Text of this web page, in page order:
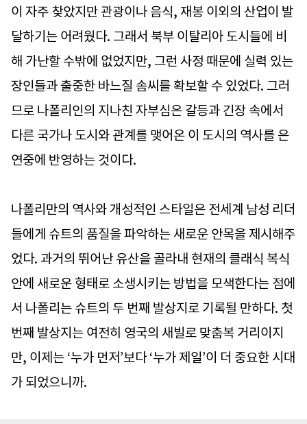
이 자주 찾았지만 관광이나 음식, 재봉 이외의 산업이 발
달하기는 어려웠다. 그래서 북부 이탈리아 도시들에 비
해 가난할 수밖에 없었지만, 그런 사정 때문에 실력 있는
장인들과 출중한 바느질 솜씨를 확보할 수 있었다. 그러
므로 나폴리인의 지나친 자부심은 갈등과 긴장 속에서
다른 국가나 도시와 관계를 맺어온 이 도시의 역사를 은
연중에 반영하는 것이다.
나폴리만의 역사와 개성적인 스타일은 전세계 남성 리더
들에게 슈트의 품질을 파악하는 새로운 안목을 제시해주
었다. 과거의 뛰어난 유산을 골라내 현재의 클래식 복식
안에 새로운 형태로 소생시키는 방법을 모색한다는 점에
서 나폴리는 슈트의 두 번째 발상지로 기록될 만하다. 첫
번째 발상지는 여전히 영국의 새빌로 맞춤복 거리이지
만, 이제는 ‘누가 먼저’보다 ‘누가 제일’이 더 중요한 시대
가 되었으니까.